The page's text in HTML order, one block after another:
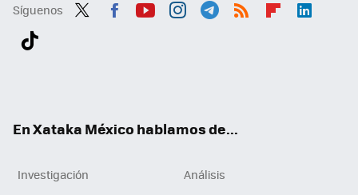
Síguenos
En Xataka México hablamos de...
Investigación
Análisis